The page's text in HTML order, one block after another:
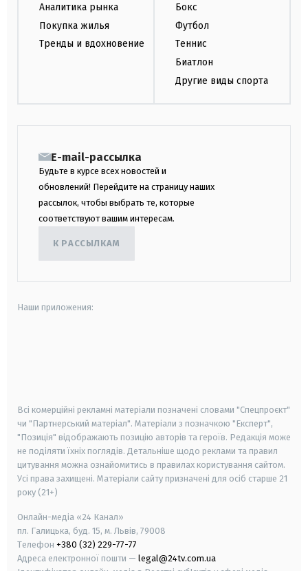
Аналитика рынка
Покупка жилья
Тренды и вдохновение
Бокс
Футбол
Теннис
Биатлон
Другие виды спорта
E-mail-рассылка
Будьте в курсе всех новостей и
обновлений! Перейдите на страницу наших
рассылок, чтобы выбрать те, которые
соответствуют вашим интересам.
К РАССЫЛКАМ
Наши приложения:
Всі комерційні рекламні матеріали позначені словами "Спецпроєкт"
чи "Партнерський матеріал". Матеріали з позначкою "Експерт",
"Позиція" відображають позицію авторів та героїв. Редакція може
не поділяти їхніх поглядів. Детальніше щодо реклами та правил
цитування можна ознайомитись в правилах користування сайтом.
Усі права захищені. Матеріали сайту призначені для осіб старше 21
року (21+)
Онлайн-медіа «24 Канал»
пл. Галицька, буд. 15, м. Львів, 79008
Телефон +380 (32) 229-77-77
Адреса електронної пошти — legal@24tv.com.ua